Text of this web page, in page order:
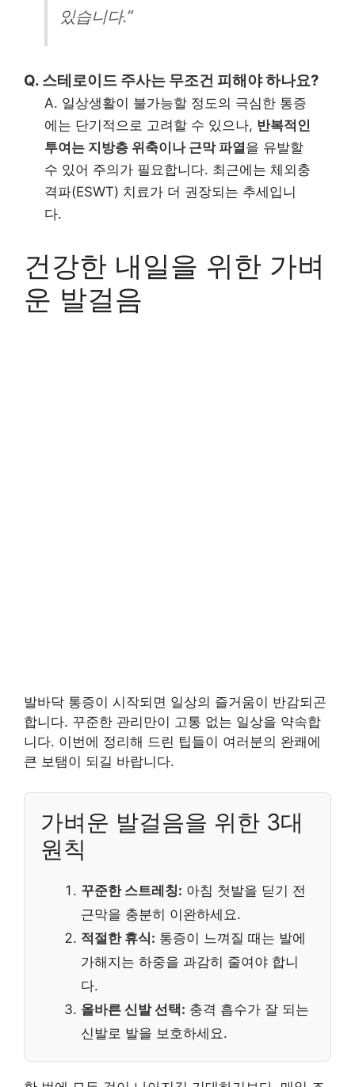
있습니다.”
Q. 스테로이드 주사는 무조건 피해야 하나요?
A. 일상생활이 불가능할 정도의 극심한 통증
에는 단기적으로 고려할 수 있으나, 반복적인
투여는 지방층 위축이나 근막 파열을 유발할
수 있어 주의가 필요합니다. 최근에는 체외충
격파(ESWT) 치료가 더 권장되는 추세입니
다.
건강한 내일을 위한 가벼
운 발걸음
발바닥 통증이 시작되면 일상의 즐거움이 반감되곤
합니다. 꾸준한 관리만이 고통 없는 일상을 약속합
니다. 이번에 정리해 드린 팁들이 여러분의 완쾌에
큰 보탬이 되길 바랍니다.
가벼운 발걸음을 위한 3대
원칙
꾸준한 스트레칭: 아침 첫발을 딛기 전
근막을 충분히 이완하세요.
적절한 휴식: 통증이 느껴질 때는 발에
가해지는 하중을 과감히 줄여야 합니
다.
올바른 신발 선택: 충격 흡수가 잘 되는
신발로 발을 보호하세요.